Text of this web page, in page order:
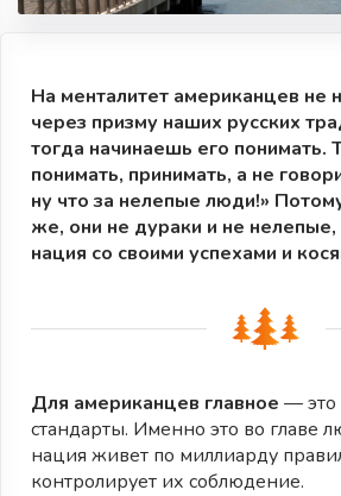
На менталитет американцев не
через призму наших русских
тогда начинаешь его понимать.
понимать, принимать, а не
ну что за нелепые люди!»
же, они не дураки и не
нация со своими успехами и
Для американцев главное — это
стандарты. Именно это во главе
нация живет по миллиарду
контролирует их соблюдение.